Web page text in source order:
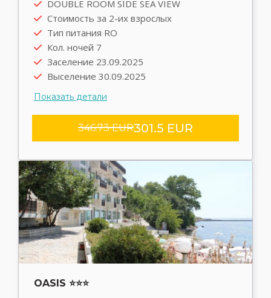
DOUBLE ROOM SIDE SEA VIEW
Стоимость за 2-их взрослых
Тип питания RO
Кол. ночей 7
Заселение 23.09.2025
Выселение 30.09.2025
Показать детали
Выезд туда 22.09.2025
346.73 EUR301.5 EUR
OASIS ⭐⭐⭐